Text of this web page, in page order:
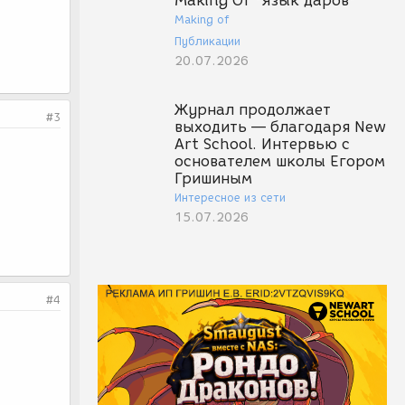
Making of
Публикации
20.07.2026
Журнал продолжает
выходить — благодаря New
Art School. Интервью с
основателем школы Егором
Гришиным
Интересное из сети
15.07.2026
#3
#4